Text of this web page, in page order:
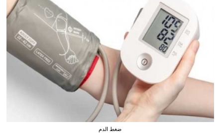
ضغط الدم